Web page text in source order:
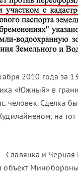
2010 года за
«Южный» в
человек. Сделка
на
Славянка и Черная
объект